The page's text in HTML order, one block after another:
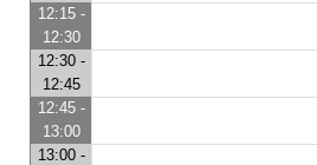
12:15 -
12:30
12:30 -
12:45
12:45 -
13:00
13:00 -